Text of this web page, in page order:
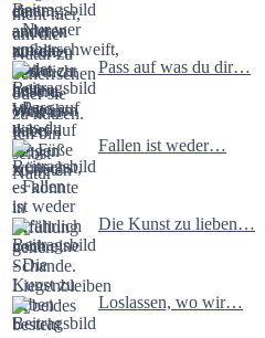
Pass auf was du dir…
Fallen ist weder…
Die Kunst zu lieben…
Loslassen, wo wir…